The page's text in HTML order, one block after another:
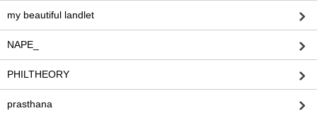
my beautiful landlet
NAPE_
PHILTHEORY
prasthana